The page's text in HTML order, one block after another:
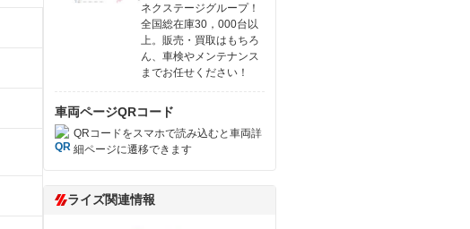
ネクステージグループ！
全国総在庫30，000台以
上。販売・買取はもちろ
ん、車検やメンテナンス
までお任せください！
車両ページQRコード
QRコードをスマホで読み込むと車両詳
細ページに遷移できます
ライズ関連情報